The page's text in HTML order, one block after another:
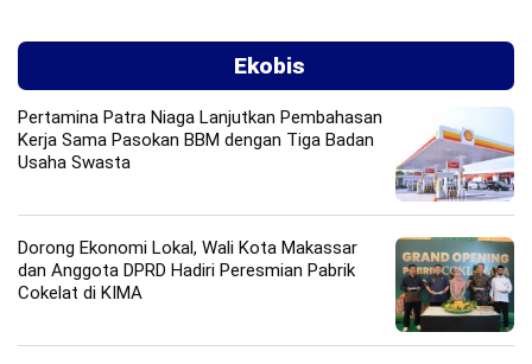
Ekobis
Pertamina Patra Niaga Lanjutkan Pembahasan
Kerja Sama Pasokan BBM dengan Tiga Badan
Usaha Swasta
Dorong Ekonomi Lokal, Wali Kota Makassar
dan Anggota DPRD Hadiri Peresmian Pabrik
Cokelat di KIMA